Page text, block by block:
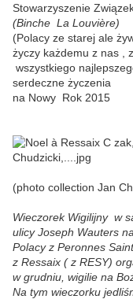
Stowarzyszenie
(Binche La Louvière)
(Polacy ze starej ale
życzy każdemu z nas ,
wszystkiego
serdeczne życzenia
na Nowy Rok 2015
(photo collection Jan
Wieczorek Wigilijny w
ulicy Joseph Wauters
Polacy z Peronnes
z Ressaix ( z RESY)
w grudniu, wigilie na
Na tym wieczorku